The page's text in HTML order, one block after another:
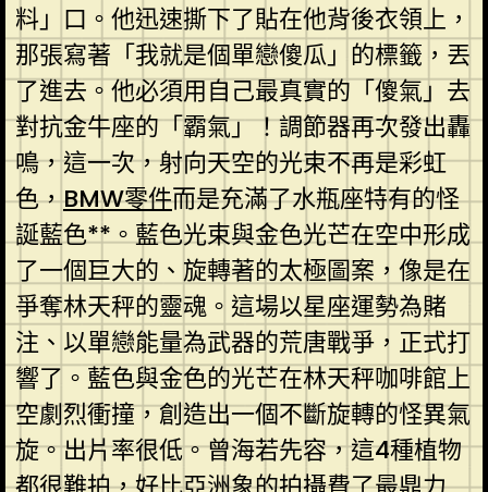
料」口。他迅速撕下了貼在他背後衣領上，
那張寫著「我就是個單戀傻瓜」的標籤，丟
了進去。他必須用自己最真實的「傻氣」去
對抗金牛座的「霸氣」！調節器再次發出轟
鳴，這一次，射向天空的光束不再是彩虹
色，BMW零件而是充滿了水瓶座特有的怪
誕藍色**。藍色光束與金色光芒在空中形成
了一個巨大的、旋轉著的太極圖案，像是在
爭奪林天秤的靈魂。這場以星座運勢為賭
注、以單戀能量為武器的荒唐戰爭，正式打
響了。藍色與金色的光芒在林天秤咖啡館上
空劇烈衝撞，創造出一個不斷旋轉的怪異氣
旋。出片率很低。曾海若先容，這4種植物